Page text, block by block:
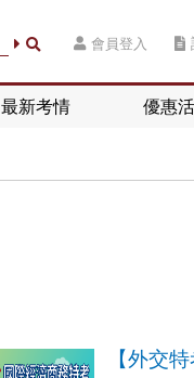
會員登入
最新考情 優惠